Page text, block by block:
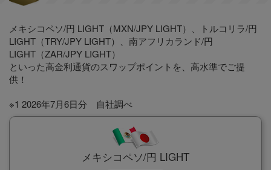
メキシコペソ/円 LIGHT（MXN/JPY LIGHT）、トルコリラ/円
LIGHT（TRY/JPY LIGHT）、南アフリカランド/円
LIGHT（ZAR/JPY LIGHT）
といった高金利通貨のスワップポイントを、高水準でご提
供！
※1 2026年7月6日分 自社調べ
メキシコペソ/円 LIGHT